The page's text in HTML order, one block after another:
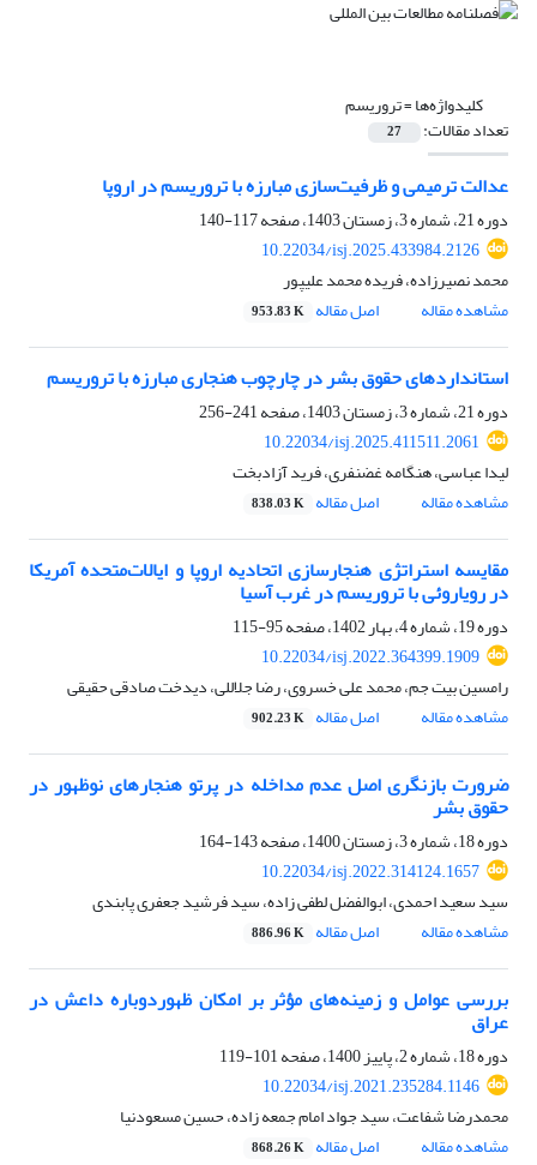
کلیدواژه‌ها =تروریسم
تعداد مقالات: 27
عدالت ترمیمی و ظرفیت‌سازی مبارزه با تروریسم در اروپا
دوره 21، شماره 3، زمستان 1403، صفحه
117-140
10.22034/isj.2025.433984.2126
محمد نصیرزاده، فریده محمد علیپور
مشاهده مقاله
اصل مقاله 953.83 K
استانداردهای حقوق بشر در چارچوب هنجاری مبارزه با تروریسم
دوره 21، شماره 3، زمستان 1403، صفحه
241-256
10.22034/isj.2025.411511.2061
لیدا عباسی، هنگامه غضنفری، فرید آزادبخت
مشاهده مقاله
اصل مقاله 838.03 K
مقایسه استراتژی هنجارسازی اتحادیه اروپا و ایالات‌متحده آمریکا
در رویاروئی با تروریسم در غرب آسیا
دوره 19، شماره 4، بهار 1402، صفحه
95-115
10.22034/isj.2022.364399.1909
رامسین بیت جم، محمد علی خسروی، رضا جلاللی، دیدخت صادقی حقیقی
مشاهده مقاله
اصل مقاله 902.23 K
ضرورت بازنگری اصل عدم مداخله در پرتو هنجارهای نوظهور در
حقوق بشر
دوره 18، شماره 3، زمستان 1400، صفحه
143-164
10.22034/isj.2022.314124.1657
سید سعید احمدی، ابوالفضل لطفی زاده، سید فرشید جعفری پابندی
مشاهده مقاله
اصل مقاله 886.96 K
بررسی عوامل و زمینه‌های مؤثر بر امکان ظهوردوباره داعش در
عراق
دوره 18، شماره 2، پاییز 1400، صفحه
101-119
10.22034/isj.2021.235284.1146
محمدرضا شفاعت، سید جواد امام جمعه زاده، حسین مسعودنیا
مشاهده مقاله
اصل مقاله 868.26 K